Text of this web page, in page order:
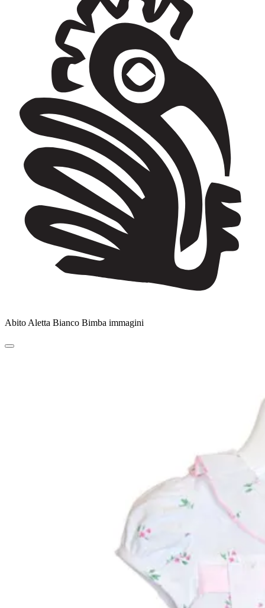
Abito Aletta Bianco Bimba immagini